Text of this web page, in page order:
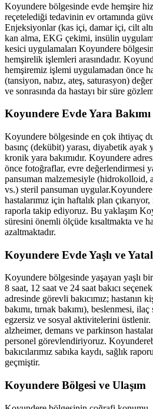
Koyundere bölgesinde evde hemşire
reçetelediği tedavinin ev ortamında
Enjeksiyonlar (kas içi, damar içi, cilt
kan alma, EKG çekimi, insülin
kesici uygulamaları Koyundere
hemşirelik işlemleri arasındadır.
hemşiremiz işlemi uygulamadan önce
(tansiyon, nabız, ateş, saturasyon)
ve sonrasında da hastayı bir süre
Koyundere Evde Yara
Koyundere bölgesinde en çok ihtiyaç
basınç (dekübit) yarası, diyabetik ayak
kronik yara bakımıdır. Koyundere
önce fotoğraflar, evre değerlendirmesi
pansuman malzemesiyle (hidrokolloid,
vs.) steril pansuman uygular.Koyundere
hastalarımız için haftalık plan
raporla takip ediyoruz. Bu yaklaşım
süresini önemli ölçüde kısaltmakta ve
azaltmaktadır.
Koyundere Evde Yaşlı ve
Koyundere bölgesinde yaşayan yaşlı
8 saat, 12 saat ve 24 saat bakıcı
adresinde görevli bakıcımız; hastanın
bakımı, tırnak bakımı), beslenmesi,
egzersiz ve sosyal aktivitelerini üstlenir.
alzheimer, demans ve parkinson
personel görevlendiriyoruz. Koyundere
bakıcılarımız sabıka kaydı, sağlık
geçmiştir.
Koyundere Bölgesi ve Ulaşım